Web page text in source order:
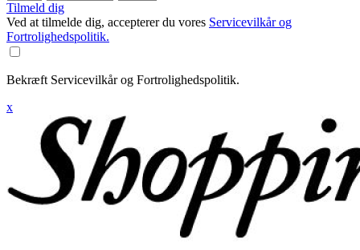
Tilmeld dig
Ved at tilmelde dig, accepterer du vores Servicevilkår og
Fortrolighedspolitik.
Bekræft Servicevilkår og Fortrolighedspolitik.
x